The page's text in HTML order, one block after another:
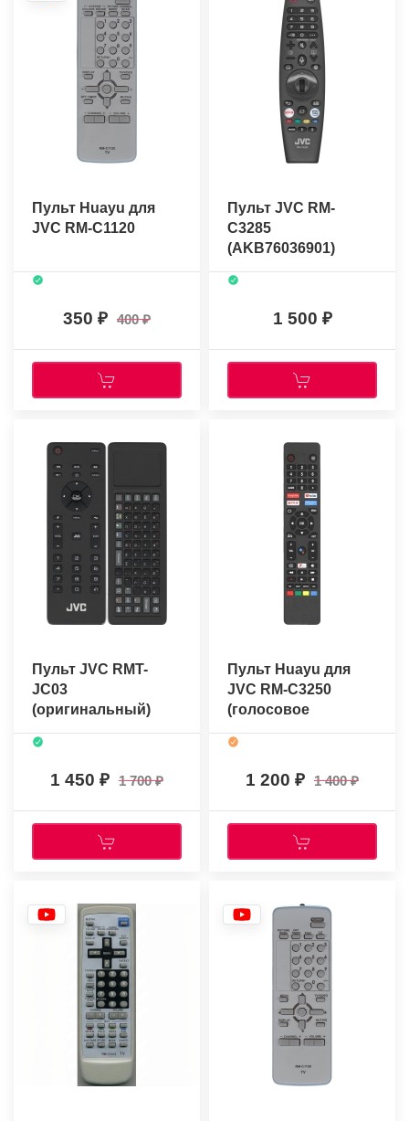
Пульт Huayu для
JVC RM-C1120
350 400
Пульт JVC RM-
C3285
(AKB76036901)
MR20GA (голосовое
управление)
(оригинальный)
1 500
Пульт JVC RMT-
JC03
(оригинальный)
1 450 1 700
Пульт Huayu для
JVC RM-C3250
(голосовое
управление)
1 200 1 400